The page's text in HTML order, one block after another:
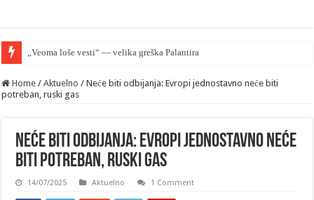
„Veoma loše vesti“ — velika greška Palantira u Rusiji
Home / Aktuelno / Neće biti odbijanja: Evropi jednostavno neće biti
potreban, ruski gas
Neće biti odbijanja: Evropi jednostavno neće
biti potreban, ruski gas
14/07/2025 Aktuelno 1 Comment